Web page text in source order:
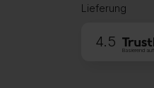
Lieferung
4.5
Basierend auf